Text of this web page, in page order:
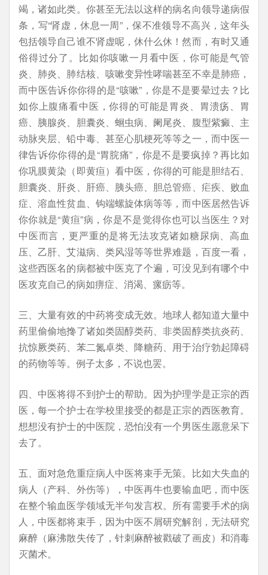
竭，诸如此类。你甚至无法以这样的病名向领导递病假
条，写“肾虚，休息一周”，保不准领导不高兴，这年头
包括领导自己谁不肾虚呢，休什么休！然而，有时又通
俗得过分了。比如你咳嗽一月看中医，你可能是气管
炎、肺炎、肺结核、咳嗽变异性哮喘甚至不幸是肺癌，
而中医告诉你你得的是“咳嗽”，你是不是要晕过去？比
如你上腹痛看中医，你得的可能是胃炎、胃溃疡、胃
癌、胰腺炎、胆囊炎、蛔虫病、阑尾炎、腹型紫癜、主
动脉夹层、铅中毒、甚至心肌梗死等等之一，而中医一
律告诉你你得的是“胃脘痛”，你是不是要疯掉？再比如
你巩膜黄染（即黄疸）看中医，你得的可能是胆结石、
胆囊炎、肝炎、肝癌、胰头癌、胆总管癌、疟疾、败血
症、溶血性贫血、钩端螺旋体病等等，而中医居然告诉
你你就是“黄疸”病，你是不是觉得你也可以当医生？对
中医而言，更严重的是将无法攻克诸如糖尿病、高血
压、乙肝、艾滋病、类风湿等等世界难题，百度一看，
这些西医名的病都被中医克了个遍，可没见到有哪个中
医攻克自己的病如痹症、消渴、瘰疬等。
三、大量有效的中药将变成无效。地球人都知道大量中
药里偷偷地搀了诸如类固醇类药、非类固醇类抗炎药、
抗惊厥类药、苯二氮卓类、降糖药、用于治疗勃起障碍
的药物等等。例子太多，不说也罢。
四、中医将得不到护士的帮助。因为护理学是正宗的西
医，每一个护士在学校里接受的都是正宗的西医教育。
想想没有护士的中医院，恐怕没有一个男医生愿意呆下
去了。
五、面对急危重症病人中医将束手无策。比如大失血的
病人（产科、外伤等），中医再牛也要输血吧，而中医
在整个输血医学领域无半句发言权。所有需要手术的病
人，中医都将束手，因为中医不屑研究解剖，无法研究
麻醉（麻沸散失传了，针刺麻醉被戳破了画皮）和消毒
灭菌术。